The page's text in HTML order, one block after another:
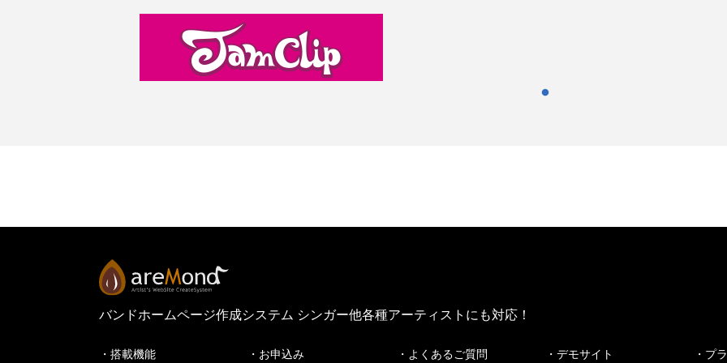
バンドホームページ作成システム シンガー他各種アーティストにも対応！
・搭載機能 ・お申込み ・よくあるご質問 ・デモサイト ・プ